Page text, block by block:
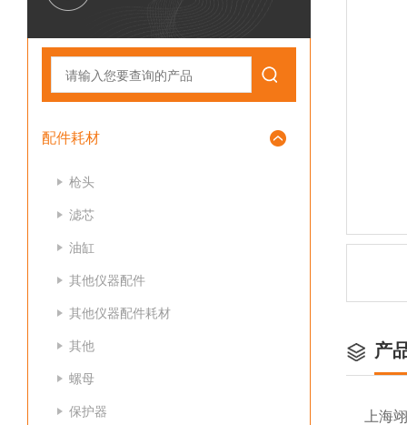
配件耗材
枪头
滤芯
油缸
其他仪器配件
其他仪器配件耗材
其他
螺母
保护器
产
上海